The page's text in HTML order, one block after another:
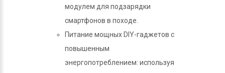
модулем для подзарядки
смартфонов в походе.
Питание мощных DIY-гаджетов с
повышенным
энергопотреблением: используя